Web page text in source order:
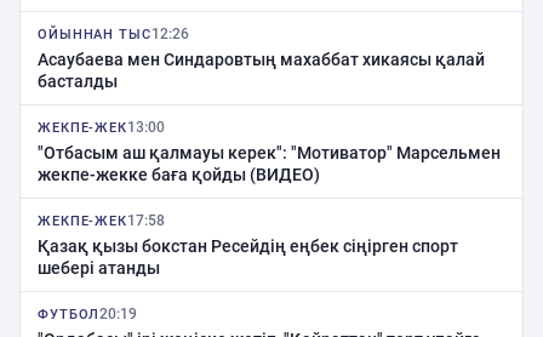
ОЙЫННАН ТЫС12:26
Асаубаева мен Синдаровтың махаббат хикаясы қалай
басталды
ЖЕКПЕ-ЖЕК13:00
"Отбасым аш қалмауы керек": "Мотиватор" Марсельмен
жекпе-жекке баға қойды (ВИДЕО)
ЖЕКПЕ-ЖЕК17:58
Қазақ қызы бокстан Ресейдің еңбек сіңірген спорт
шебері атанды
ФУТБОЛ20:19